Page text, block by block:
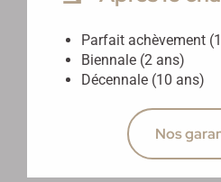
Parfait achèvement
Biennale (2 ans)
Décennale (10 ans)
Nos